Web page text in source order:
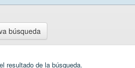
búsqueda
resultado de la búsqueda.